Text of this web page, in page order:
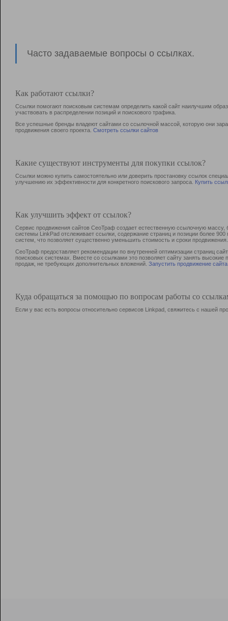
Часто задаваемые вопросы о ссылках.
Как работают ссылки?
Ссылки помогают поисковым системам определить какой сайт наилучшим
участвовать в раcпределении позиций и поискового трафика.
Все успешные бренды владеют сайтами со ссылочной массой, которую они
продвижения своего проекта. Смотреть ссылки сайтов
Какие существуют инструменты для покупки ссылок?
Ссылки можно купить самостоятельно или доверить простановку ссылок
улучшению их эффективности для конкретного поискового запроса. Купить
Как улучшить эффект от ссылок?
Сервис продвижения сайтов СеоТраф создает естественную ссылочную
системы LinkPad отслеживает ссылки, содержание страниц и позиции более
систем, что позволяет существенно уменьшить стоимость и сроки продвижения.
СеоТраф предоставляет рекомендации по внутренней оптимизации страниц
поисковых системах. Вместе со ссылками это позволяет сайту занять
продаж, не требующих дополнительных вложений. Запустить продвижение сайта
Куда обращаться за помощью по вопросам работы со
Если у вас есть вопросы относительно сервисов Linkpad, свяжитесь с нашей